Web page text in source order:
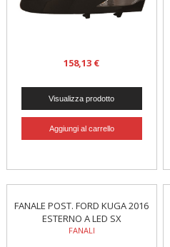
158,13 €
FANALE POST. FORD KUGA 2016
ESTERNO A LED SX
FANALI